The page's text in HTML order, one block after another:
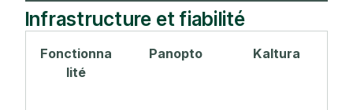
Infrastructure et fiabilité
Fonctionna
lité
Panopto Kaltura